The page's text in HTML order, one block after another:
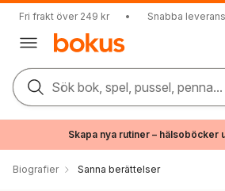
Fri frakt över 249 kr • Snabba
Sök bok, spel, pussel, penna...
Skapa nya rutiner – hälsoböcker
Biografier Sanna berättelser